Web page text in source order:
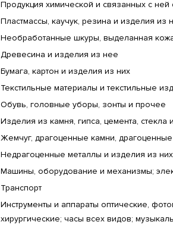
Продукция химической и связанных с
Пластмассы, каучук, резина и изделия из
Необработанные шкуры, выделанная
Древесина и изделия из нее
Бумага, картон и изделия из них
Текстильные материалы и текстильные
Обувь, головные уборы, зонты и прочее
Изделия из камня, гипса, цемента, стекла
Жемчуг, драгоценные камни,
Недрагоценные металлы и изделия из них
Машины, оборудование и механизмы;
Транспорт
Инструменты и аппараты оптические,
хирургические; часы всех видов;